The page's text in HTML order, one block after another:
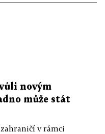
novým
může stát
v rámci